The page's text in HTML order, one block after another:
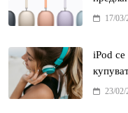
17/03/
iPod
23/02/